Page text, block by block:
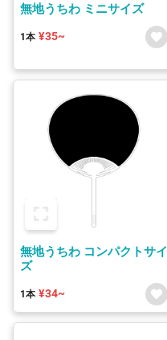
無地うちわ ミニサイズ
1本 ¥35~
無地うちわ コンパクトサイ
ズ
1本 ¥34~